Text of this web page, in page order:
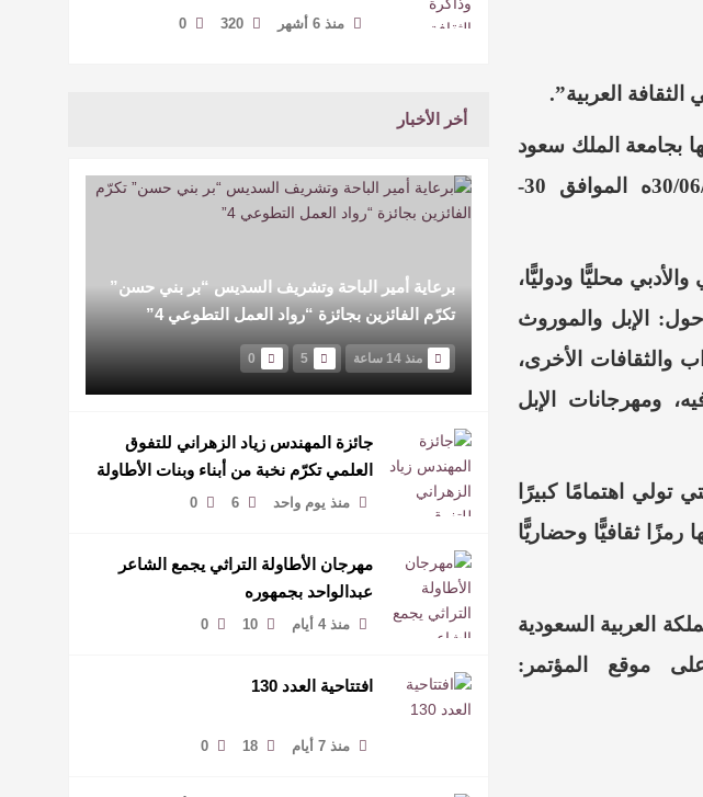
منذ 6 أشهر 320
0
أخر الأخبار
برعاية أمير الباحة وتشريف السديس “بر بني حسن”
تكرّم الفائزين بجائزة “رواد العمل التطوعي 4”
منذ 14 ساعة 5
0
جائزة المهندس زياد الزهراني للتفوق
العلمي تكرّم نخبة من أبناء وبنات الأطاولة
منذ يوم واحد 6
0
مهرجان الأطاولة التراثي يجمع الشاعر
عبدالواحد بجمهوره
منذ 4 أيام 10
0
افتتاحية العدد 130
منذ 7 أيام 18
0
العربية”.
وآدابها بجامعة الملك سعود
المؤتمر الدولي الخامس “الإبل في الثقافة العربية” في الفترة من 29-30/06/1446ه الموافق 30-
محليًّا ودوليًّا،
الإبل والموروث
والثقافات الأخرى،
ومهرجانات الإبل
قيمته من أنه ينطلق من زاوية منسجمة مع رؤية المملكة 2030 التي تولي اهتمامًا كبيرًا
رمزًا ثقافيًّا وحضاريًّا
العربية السعودية
موقع المؤتمر: